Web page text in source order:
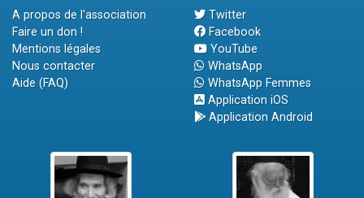
A propos de l'association
Faire un don !
Mentions légales
Nous contacter
Aide (FAQ)
Twitter
Facebook
YouTube
WhatsApp
WhatsApp Femmes
Application iOS
Application Android